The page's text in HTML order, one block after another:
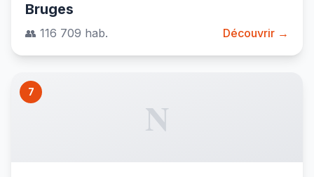
Bruges
👥 116 709 hab. Découvrir →
7
N